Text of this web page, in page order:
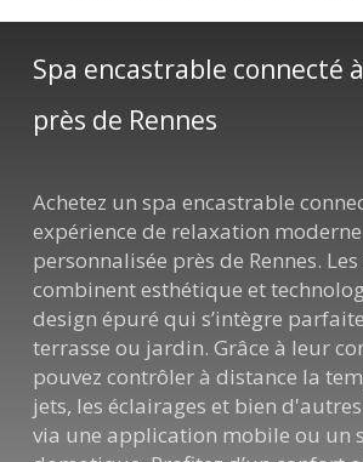
Spa encastrable connecté
près de Rennes
Achetez un spa encastrable
expérience de relaxation
personnalisée près de Rennes.
combinent esthétique et
design épuré qui s’intègre
terrasse ou jardin. Grâce à leur
pouvez contrôler à distance la
jets, les éclairages et bien
via une application mobile ou un